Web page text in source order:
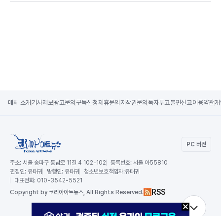
매체 소개 기사제보광고문의 구독신청제휴문의 저작권문의 독자투고불편신고이용약관
PC 버전
주소: 서울 송파구 동남로 11길 4 102-102 등록번호: 서울 아55810
편집인: 유태귀 발행인: 유태귀 청소년보호책임자:유태귀
대표전화: 010-3542-5521
Copyright by 코리아아트뉴스, All Rights Reserved. RSS